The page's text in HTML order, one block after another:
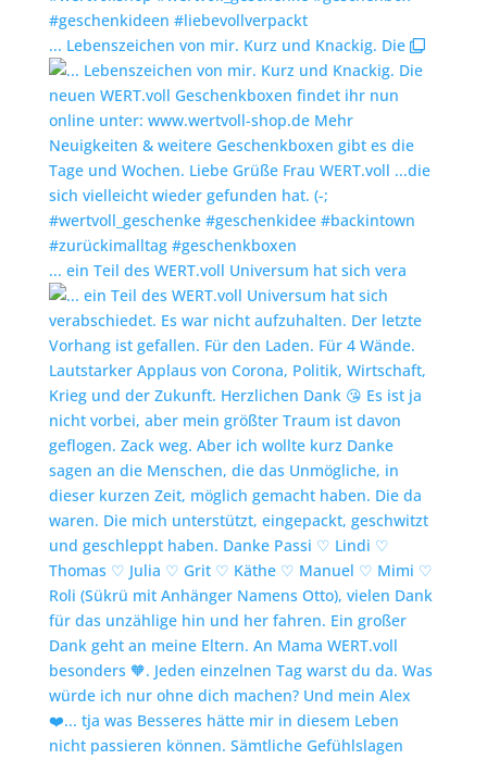
... Lebenszeichen von mir. Kurz und Knackig. Die
... ein Teil des WERT.voll Universum hat sich vera